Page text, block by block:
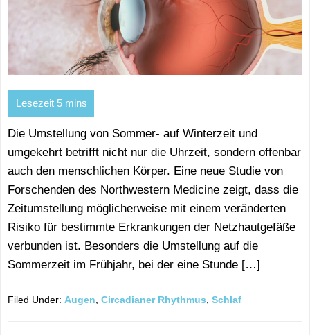
Die Umstellung von Sommer- auf Winterzeit und
umgekehrt betrifft nicht nur die Uhrzeit, sondern offenbar
auch den menschlichen Körper. Eine neue Studie von
Forschenden des Northwestern Medicine zeigt, dass die
Zeitumstellung möglicherweise mit einem veränderten
Risiko für bestimmte Erkrankungen der Netzhautgefäße
verbunden ist. Besonders die Umstellung auf die
Sommerzeit im Frühjahr, bei der eine Stunde […]
Filed Under: Augen, Circadianer Rhythmus, Schlaf